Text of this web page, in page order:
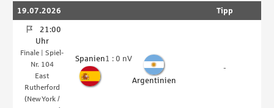
19.07.2026 Tipp
21:00
Uhr
Finale | Spiel-
Nr. 104
East
Rutherford
(New York /
SpanienErgebnis:
1 : 0 nV
Argentinien
-